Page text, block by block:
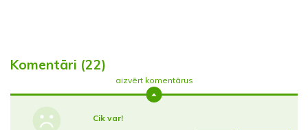
Komentāri (22)
aizvērt komentārus
Cik var!